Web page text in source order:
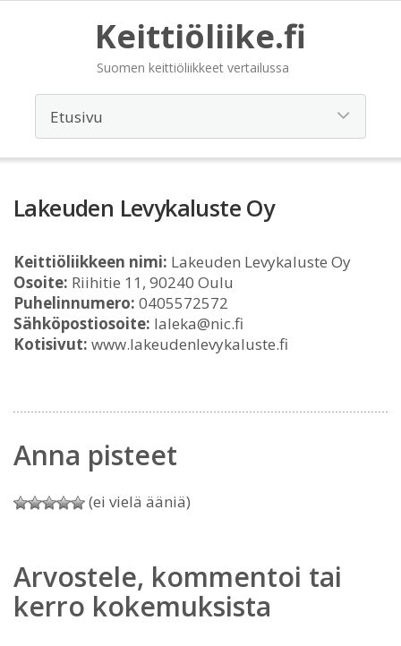
Keittiöliike.fi
Suomen keittiöliikkeet vertailussa
Lakeuden Levykaluste Oy
Keittiöliikkeen nimi: Lakeuden Levykaluste Oy
Osoite: Riihitie 11, 90240 Oulu
Puhelinnumero: 0405572572
Sähköpostiosoite: laleka@nic.fi
Kotisivut: www.lakeudenlevykaluste.fi
Anna pisteet
(ei vielä ääniä)
Arvostele, kommentoi tai
kerro kokemuksista